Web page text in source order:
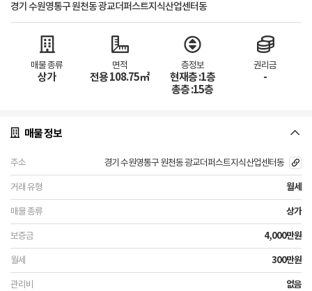
경기 수원영통구 원천동 광교더퍼스트지식산업센터동
매물 종류
상가
면적
전용 108.75㎡
층정보
현재층 :1층
총층 :15층
권리금
-
매물 정보
경기 수원영통구 원천동 광교더퍼스트지식산업센터동
월세
상가
4,000만원
300만원
없음